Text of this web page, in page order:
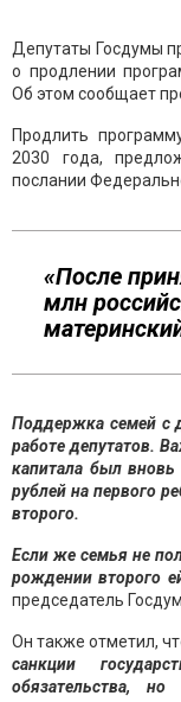
Депутаты Госдумы
о продлении
Об этом сообщает
Продлить
2030 года,
послании
«После
млн
Поддержка семей с
работе депутатов.
капитала был вновь
рублей на первого
второго.
Если же семья не
рождении второго
председатель
Он также отметил,
санкции
обязательства,